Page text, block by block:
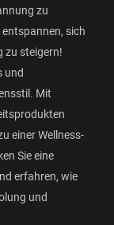
zu
sich
zu steigern!
und
Mit
einer Wellness-
Sie eine
erfahren, wie
und